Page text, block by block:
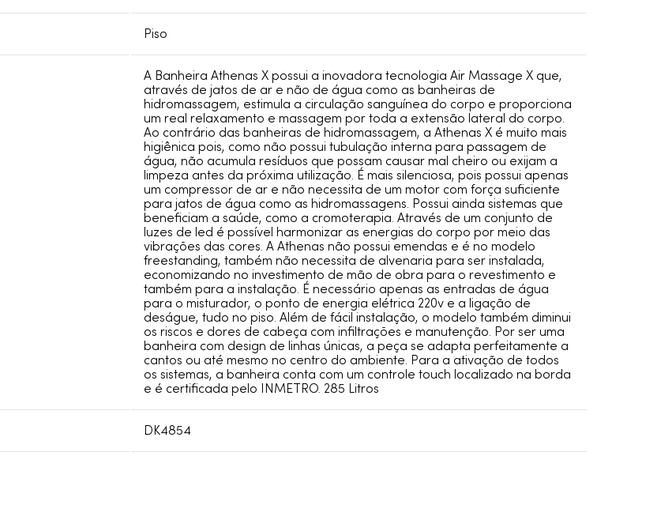
Piso
A Banheira Athenas X possui a inovadora tecnologia Air Massage X que,
através de jatos de ar e não de água como as banheiras de
hidromassagem, estimula a circulação sanguínea do corpo e proporciona
um real relaxamento e massagem por toda a extensão lateral do corpo.
Ao contrário das banheiras de hidromassagem, a Athenas X é muito mais
higiênica pois, como não possui tubulação interna para passagem de
água, não acumula resíduos que possam causar mal cheiro ou exijam a
limpeza antes da próxima utilização. É mais silenciosa, pois possui apenas
um compressor de ar e não necessita de um motor com força suficiente
para jatos de água como as hidromassagens. Possui ainda sistemas que
beneficiam a saúde, como a cromoterapia. Através de um conjunto de
luzes de led é possível harmonizar as energias do corpo por meio das
vibrações das cores. A Athenas não possui emendas e é no modelo
freestanding, também não necessita de alvenaria para ser instalada,
economizando no investimento de mão de obra para o revestimento e
também para a instalação. É necessário apenas as entradas de água
para o misturador, o ponto de energia elétrica 220v e a ligação de
deságue, tudo no piso. Além de fácil instalação, o modelo também diminui
os riscos e dores de cabeça com infiltrações e manutenção. Por ser uma
banheira com design de linhas únicas, a peça se adapta perfeitamente a
cantos ou até mesmo no centro do ambiente. Para a ativação de todos
os sistemas, a banheira conta com um controle touch localizado na borda
e é certificada pelo INMETRO. 285 Litros
DK4854